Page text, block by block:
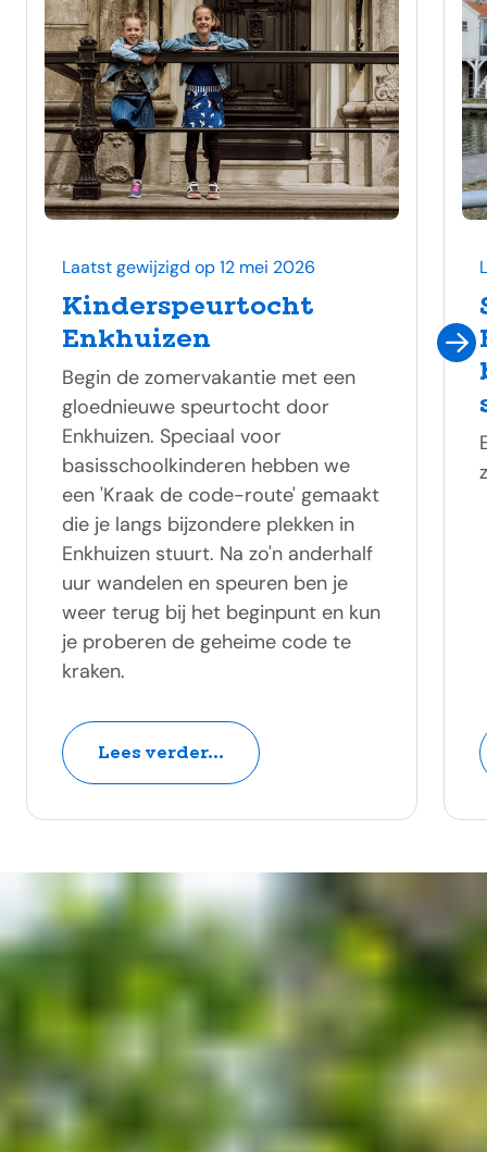
Kinderspeurtocht
Enkhuizen
Laatst gewijzigd op 12 mei 2026
Begin de zomervakantie met een
gloednieuwe speurtocht door
Enkhuizen. Speciaal voor
basisschoolkinderen hebben we
een 'Kraak de code-route' gemaakt
die je langs bijzondere plekken in
Enkhuizen stuurt. Na zo'n anderhalf
uur wandelen en speuren ben je
weer terug bij het beginpunt en kun
je proberen de geheime code te
kraken.
Lees verder...